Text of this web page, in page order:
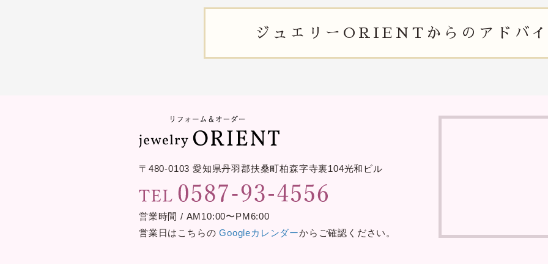
ジュエリー ORIENTからの アドバ
〒480-0103愛知県丹羽郡扶桑町柏森字寺裏104光和ビル
営業時間 / AM10:00〜PM6:00
営業日はこちらのGoogleカレンダーからご確認ください。